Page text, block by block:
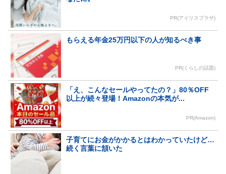
PR(アイリスプラザ)
もらえる年金25万円以下の人が知るべき事
PR(くらしの話題)
「え、こんなセールやってたの？」80％OFF
以上が続々登場！Amazonの本気が...
PR(Amazon)
子育てにお金がかかるとはわかっていたけど…
続く言葉に頷いた